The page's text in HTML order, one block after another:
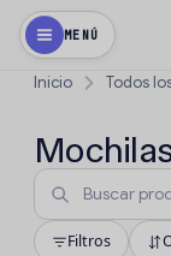
MENÚ
Inicio Todos
Filtros